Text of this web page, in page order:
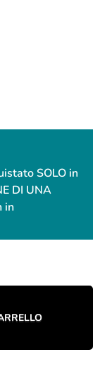
SOLO in
DI UNA
in